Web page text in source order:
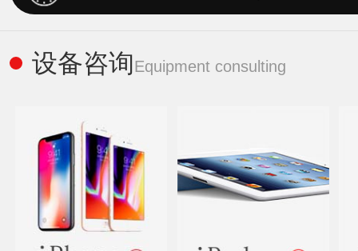
设备咨询Equipment consulting